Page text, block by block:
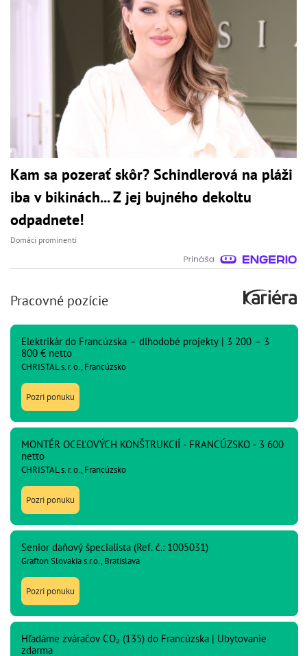
Kam sa pozerať skôr? Schindlerová na pláži
iba v bikinách... Z jej bujného dekoltu
odpadnete!
Domáci prominenti
Pracovné pozície
Elektrikár do Francúzska – dlhodobé projekty | 3 200 – 3
800 € netto
CHRISTAL s. r. o., Francúzsko
Pozri ponuku
MONTÉR OCEĽOVÝCH KONŠTRUKCIÍ - FRANCÚZSKO - 3 600
netto
CHRISTAL s. r. o., Francúzsko
Pozri ponuku
Senior daňový špecialista (Ref. č.: 1005031)
Grafton Slovakia s.r.o., Bratislava
Pozri ponuku
Hľadáme zváračov CO₂ (135) do Francúzska | Ubytovanie
zdarma